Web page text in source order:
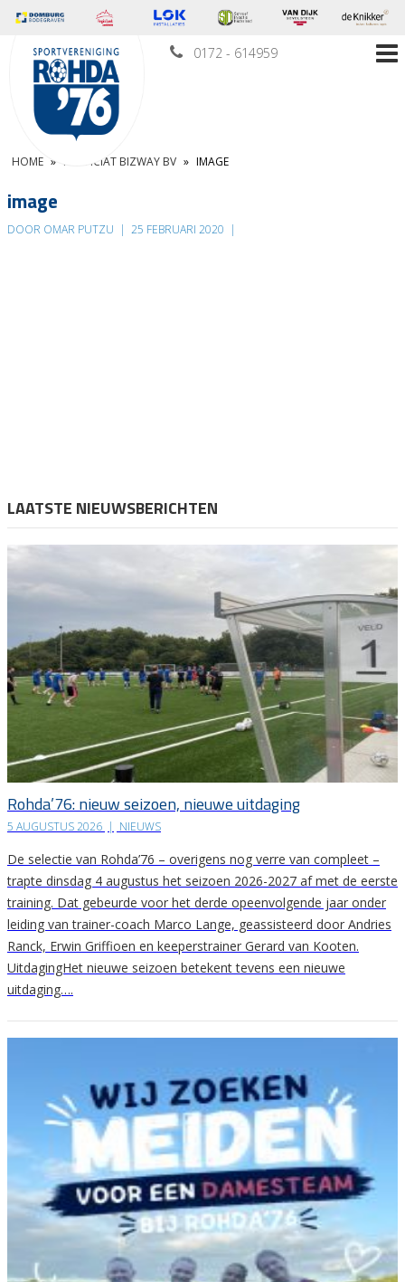
0172 - 614959
HOME » PROFICIAT BIZWAY BV » IMAGE
image
DOOR OMAR PUTZU | 25 FEBRUARI 2020 |
LAATSTE NIEUWSBERICHTEN
Rohda’76: nieuw seizoen, nieuwe uitdaging
5 AUGUSTUS 2026 | NIEUWS
De selectie van Rohda’76 – overigens nog verre van compleet –
trapte dinsdag 4 augustus het seizoen 2026-2027 af met de eerste
training. Dat gebeurde voor het derde opeenvolgende jaar onder
leiding van trainer-coach Marco Lange, geassisteerd door Andries
Ranck, Erwin Griffioen en keeperstrainer Gerard van Kooten.
UitdagingHet nieuwe seizoen betekent tevens een nieuwe
uitdaging….